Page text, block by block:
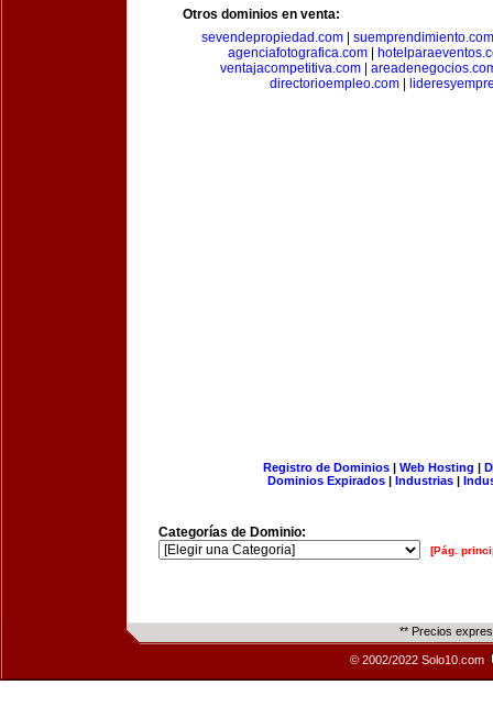
Otros dominios en venta:
sevendepropiedad.com| suemprendimiento.com
agenciafotografica.com|
ventajacompetitiva.com
directorioempleo.com|
Registro de Dominios| Web Hosting |
Dominios Expirados | Industrias |
Categorías de Dominio:
[Pág.
** Precios
© 2002/2022 Solo10.com